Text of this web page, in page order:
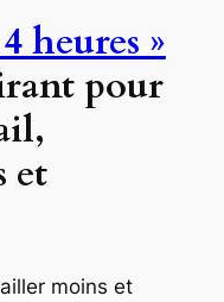
heures »
pour
et
moins et